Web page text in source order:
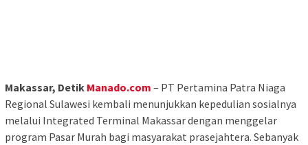
Makassar, Detik Manado.com – PT Pertamina Patra Niaga
Regional Sulawesi kembali menunjukkan kepedulian sosialnya
melalui Integrated Terminal Makassar dengan menggelar
program Pasar Murah bagi masyarakat prasejahtera. Sebanyak